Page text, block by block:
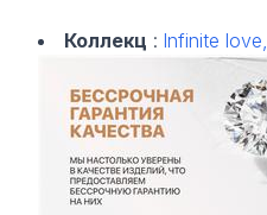
Коллекц : Infinite love,